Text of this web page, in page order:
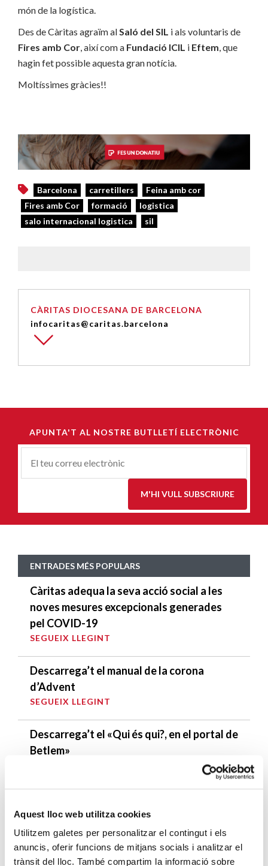
Aquest lloc web utilitza cookies
Utilitzem galetes per personalitzar el contingut i els
anuncis, oferir funcions de mitjans socials i analitzar el
trànsit del lloc. També compartim la informació sobre
món de la logística.
Des de Càritas agraïm al Saló del SIL i als voluntaris de
Fires amb Cor , així com a Fundació ICIL i Eftem , que
hagin fet possible aquesta gran notícia.
Moltíssimes gràcies!!
Barcelona carretillers
Feina amb cor
Fires amb Cor
formació
logistica
salo internacional logistica
sil
CÀRITAS DIOCESANA DE BARCELONA
infocaritas@caritas.barcelona
APUNTA'T AL NOSTRE BUTLLETÍ ELECTRÒNIC
Correu-
M'HI VULL SUBSCRIURE
ENTRADES MÉS POPULARS
Càritas adequa la seva acció social a les
noves mesures excepcionals generades
pel COVID-19
SEGUEIX LLEGINT
Descarrega’t el manual de la corona
d’Advent
SEGUEIX LLEGINT
Descarrega’t el «Qui és qui?, en el portal de
Betlem»
del COVID-19
SEGUEIX LLEGINT